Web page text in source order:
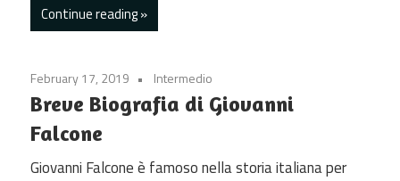
Continue reading
February 17, 2019 Intermedio
Breve Biografia di Giovanni
Falcone
Giovanni Falcone è famoso nella storia italiana per